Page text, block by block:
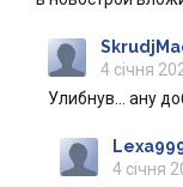
4 січня
Улибнув… ану
4 січня